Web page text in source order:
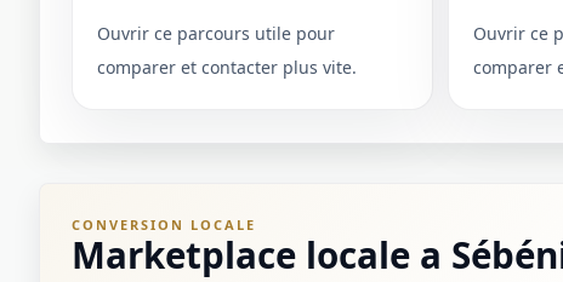
Ouvrir ce parcours utile pour
comparer et contacter plus vite.
Ouvrir ce
comparer
CONVERSION LOCALE
Marketplace locale a